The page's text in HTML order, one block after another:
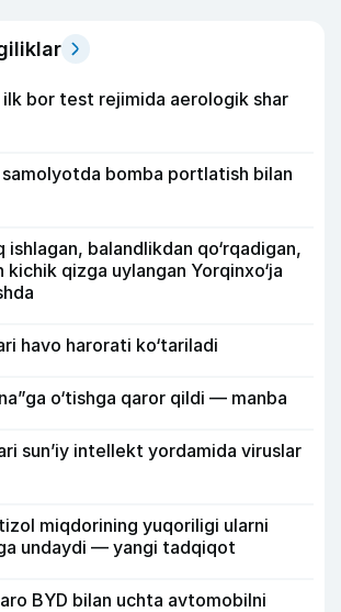
ilk bor test rejimida aerologik shar
samolyotda bomba portlatish bilan
ishlagan, balandlikdan qo‘rqadigan,
kichik qizga uylangan Yorqinxo‘ja
havo harorati ko‘tariladi
o‘tishga qaror qildi — manba
sun’iy intellekt yordamida viruslar
miqdorining yuqoriligi ularni
undaydi — yangi tadqiqot
BYD bilan uchta avtomobilni